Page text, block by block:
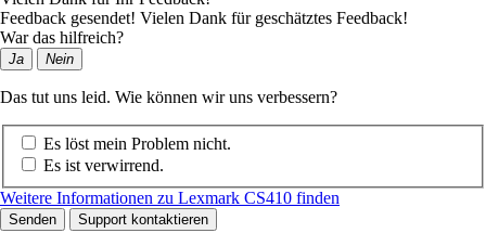
Feedback gesendet! Vielen Dank für geschätztes Feedback!
War das hilfreich?
Ja Nein
Das tut uns leid. Wie können wir uns verbessern?
Es löst mein Problem nicht.
Es ist verwirrend.
Weitere Informationen zu Lexmark CS410 finden
Senden Support kontaktieren